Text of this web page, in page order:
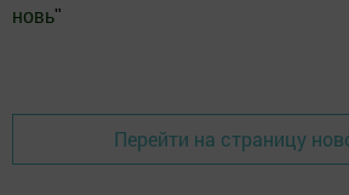
новь"
Перейти на страницу